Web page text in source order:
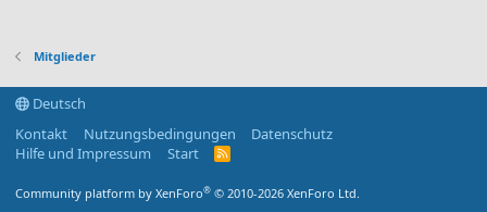
Mitglieder
Deutsch
Kontakt
Nutzungsbedingungen
Datenschutz
Hilfe und Impressum
Start
R
Community platform by XenForo® © 2010-2026 XenForo Ltd.